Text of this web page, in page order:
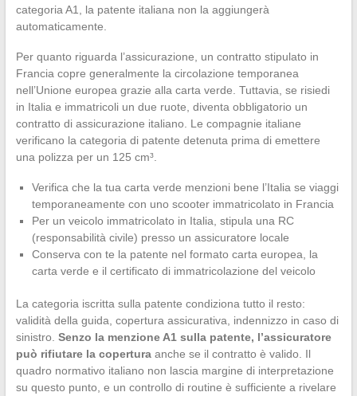
categoria A1, la patente italiana non la aggiungerà
automaticamente.
Per quanto riguarda l’assicurazione, un contratto stipulato in
Francia copre generalmente la circolazione temporanea
nell’Unione europea grazie alla carta verde. Tuttavia, se risiedi
in Italia e immatricoli un due ruote, diventa obbligatorio un
contratto di assicurazione italiano. Le compagnie italiane
verificano la categoria di patente detenuta prima di emettere
una polizza per un 125 cm³.
Verifica che la tua carta verde menzioni bene l’Italia se viaggi
temporaneamente con uno scooter immatricolato in Francia
Per un veicolo immatricolato in Italia, stipula una RC
(responsabilità civile) presso un assicuratore locale
Conserva con te la patente nel formato carta europea, la
carta verde e il certificato di immatricolazione del veicolo
La categoria iscritta sulla patente condiziona tutto il resto:
validità della guida, copertura assicurativa, indennizzo in caso di
sinistro. Senzo la menzione A1 sulla patente, l’assicuratore
può rifiutare la coperturaanche se il contratto è valido. Il
quadro normativo italiano non lascia margine di interpretazione
su questo punto, e un controllo di routine è sufficiente a rivelare